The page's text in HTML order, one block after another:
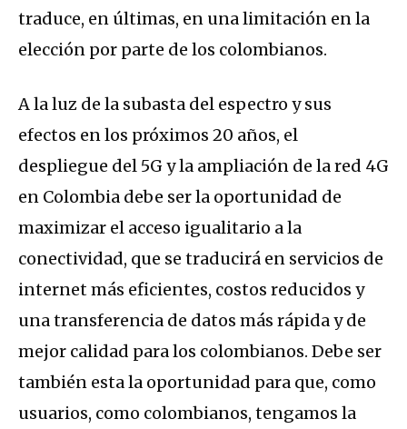
traduce, en últimas, en una limitación en la
elección por parte de los colombianos.
A la luz de la subasta del espectro y sus
efectos en los próximos 20 años, el
despliegue del 5G y la ampliación de la red 4G
en Colombia debe ser la oportunidad de
maximizar el acceso igualitario a la
conectividad, que se traducirá en servicios de
internet más eficientes, costos reducidos y
una transferencia de datos más rápida y de
mejor calidad para los colombianos. Debe ser
también esta la oportunidad para que, como
usuarios, como colombianos, tengamos la